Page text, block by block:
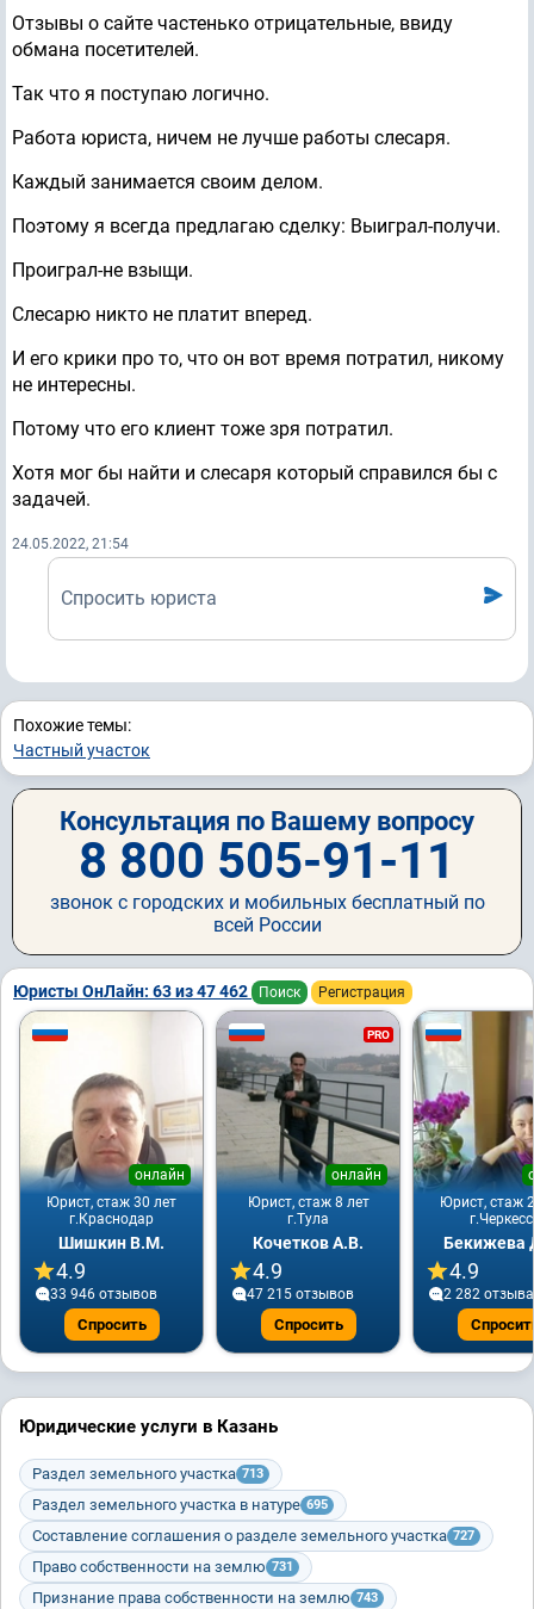
Отзывы о сайте частенько отрицательные, ввиду
обмана посетителей.
Так что я поступаю логично.
Работа юриста, ничем не лучше работы слесаря.
Каждый занимается своим делом.
Поэтому я всегда предлагаю сделку: Выиграл-получи.
Проиграл-не взыщи.
Слесарю никто не платит вперед.
И его крики про то, что он вот время потратил, никому
не интересны.
Потому что его клиент тоже зря потратил.
Хотя мог бы найти и слесаря который справился бы с
задачей.
24.05.2022, 21:54
Спросить юриста
Похожие темы:
Частный участок
Консультация по Вашему вопросу
8 800 505-91-11
звонок с городских и мобильных бесплатный по
всей России
Юристы ОнЛайн: 63 из 47 462 Поиск Регистрация
Юрист, стаж 30 лет
онлайн
г.Краснодар
Шишкин В.М.
4.9
33 946 отзывов
Спросить
PRO
Юрист, стаж 8 лет
онлайн
г.Тула
Кочетков А.В.
4.9
47 215 отзывов
Спросить
Юрист, стаж
Бекижева
4.9
2 282 отзывa
Юридические услуги в Казань
Раздел земельного участка 713
Раздел земельного участка в натуре 695
Составление соглашения о разделе земельного участка 727
Право собственности на землю 731
Признание права собственности на землю 743